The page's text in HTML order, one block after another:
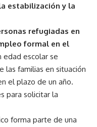
estabilización y la
refugiadas en
formal en el
edad escolar se
las familias en situación
el plazo de un año.
para solicitar la
forma parte de una